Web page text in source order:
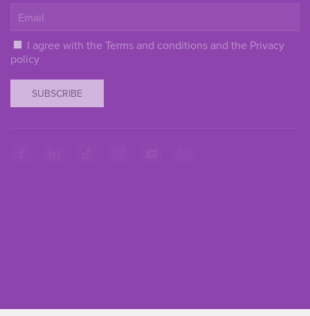
I agree with the Terms and conditions and the Privacy
policy
SUBSCRIBE